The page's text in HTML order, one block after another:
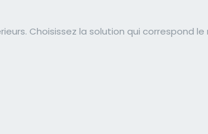
Choisissez la solution qui correspond le